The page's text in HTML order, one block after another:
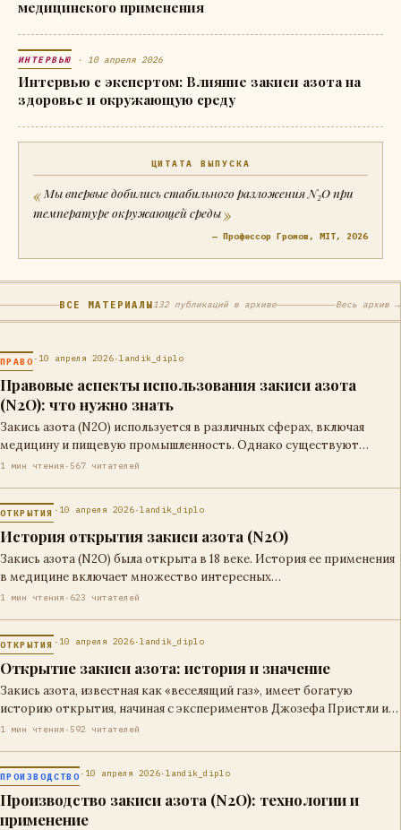
медицинского применения
ИНТЕРВЬЮ · 10 апреля 2026
Интервью с экспертом: Влияние закиси азота на
здоровье и окружающую среду
ЦИТАТА ВЫПУСКА
Мы впервые добились стабильного разложения N₂O при
температуре окружающей среды
— Профессор Громов, MIT, 2026
ВСЕ МАТЕРИАЛЫ132 публикаций в архиве Весь архив →
ПРАВО· 10 апреля 2026·landik_diplo
Правовые аспекты использования закиси азота
(N2O): что нужно знать
Закись азота (N2O) используется в различных сферах, включая
медицину и пищевую промышленность. Однако существуют
строгие правовые…
1 мин чтения · 567 читателей
ОТКРЫТИЯ · 10 апреля 2026·landik_diplo
История открытия закиси азота (N2O)
Закись азота (N2O) была открыта в 18 веке. История ее применения
в медицине включает множество интересных…
1 мин чтения · 623 читателей
ОТКРЫТИЯ · 10 апреля 2026·landik_diplo
Открытие закиси азота: история и значение
Закись азота, известная как «веселящий газ», имеет богатую
историю открытия, начиная с экспериментов Джозефа Пристли и…
1 мин чтения · 592 читателей
ПРОИЗВОДСТВО· 10 апреля 2026·landik_diplo
Производство закиси азота (N2O): технологии и
применение